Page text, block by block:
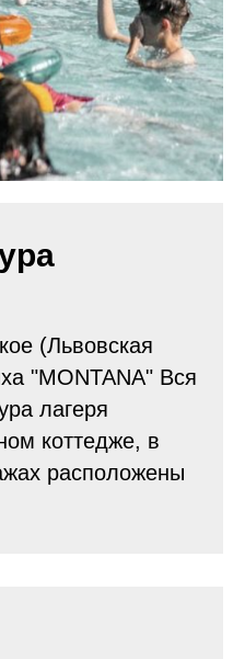
(Львовская
"MONTANA" Вся
лагеря
коттедже, в
расположены